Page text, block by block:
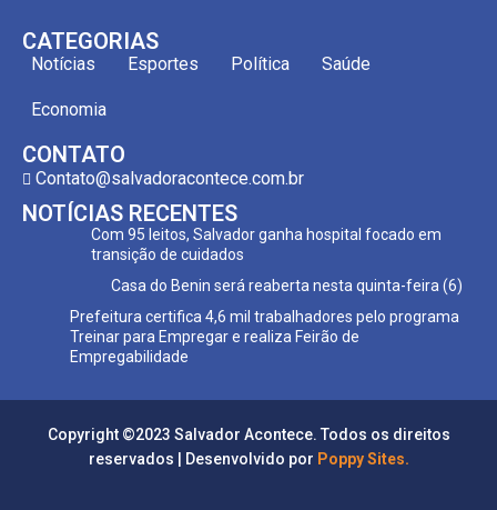
CATEGORIAS
Notícias Esportes Política Saúde
Economia
CONTATO
Contato@salvadoracontece.com.br
NOTÍCIAS RECENTES
Com 95 leitos, Salvador ganha hospital focado em
transição de cuidados
Casa do Benin será reaberta nesta quinta-feira (6)
Prefeitura certifica 4,6 mil trabalhadores pelo programa
Treinar para Empregar e realiza Feirão de
Empregabilidade
Copyright ©2023 Salvador Acontece. Todos os direitos
reservados | Desenvolvido por Poppy Sites.